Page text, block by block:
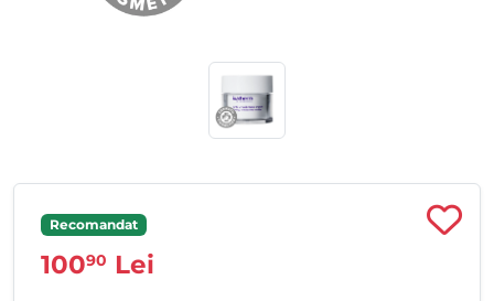
Recomandat
10090 Lei